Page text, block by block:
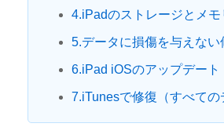
4.iPadのストレージとメ
5.データに損傷を与えな
6.iPad iOSのアップデート
7.iTunesで修復（すべての